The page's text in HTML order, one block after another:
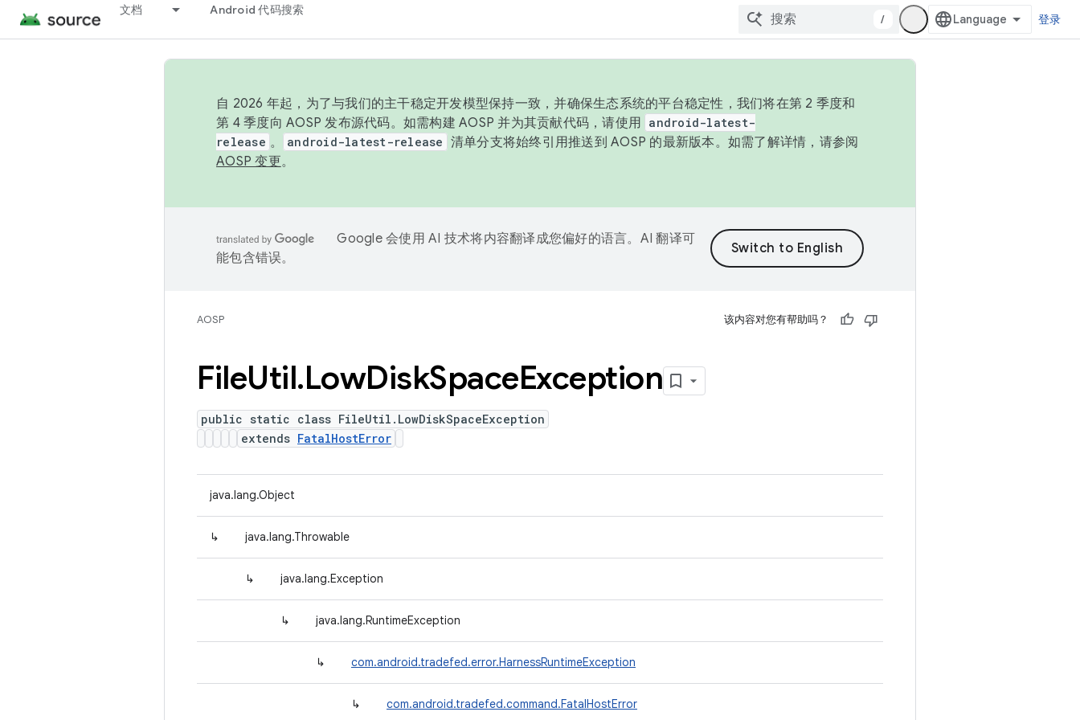
文档 Android 代码搜索
/ 登录
自 2026 年起，为了与我们的主干稳定开发模型保持一致，并确保生态系统的平台稳定性，我们将在第 2 季度和
第 4 季度向 AOSP 发布源代码。如需构建 AOSP 并为其贡献代码，请使用 android-latest-
release 。 android-latest-release 清单分支将始终引用推送到 AOSP 的最新版本。如需了解详情，请参阅
AOSP 变更。
Google 会使用 AI 技术将内容翻译成您偏好的语言。AI 翻译可
能包含错误。
AOSP 该内容对您有帮助吗？
FileUtil.LowDiskSpaceException
public static class FileUtil.LowDiskSpaceException
extends FatalHostError
java.lang.Object
↳ java.lang.Throwable
↳ java.lang.Exception
↳ java.lang.RuntimeException
↳ com.android.tradefed.error.HarnessRuntimeException
↳ com.android.tradefed.command.FatalHostError